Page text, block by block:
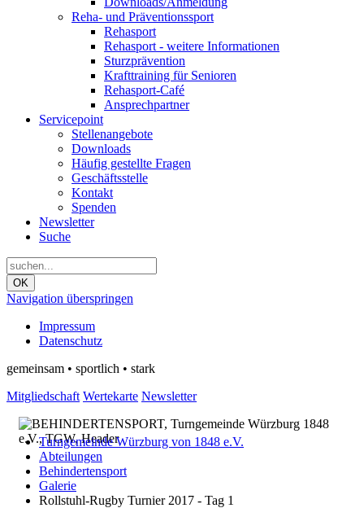
Reha- und Präventionssport
Rehasport
Rehasport - weitere Informationen
Sturzprävention
Krafttraining für Senioren
Rehasport-Café
Ansprechpartner
Servicepoint
Stellenangebote
Downloads
Häufig gestellte Fragen
Geschäftsstelle
Kontakt
Spenden
Newsletter
Suche
OK
Navigation überspringen
Impressum
Datenschutz
gemeinsam • sportlich • stark
Mitgliedschaft Wertekarte Newsletter
Turngemeinde Würzburg von 1848 e.V.
Abteilungen
Behindertensport
Galerie
Rollstuhl-Rugby Turnier 2017 - Tag 1